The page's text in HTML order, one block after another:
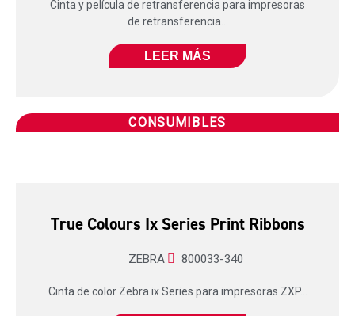
Cinta y película de retransferencia para impresoras
de retransferencia...
LEER MÁS
CONSUMIBLES
True Colours Ix Series Print Ribbons
ZEBRA 800033-340
Cinta de color Zebra ix Series para impresoras ZXP...